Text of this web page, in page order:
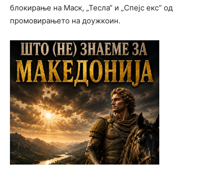
блокирање на Маск, „Тесла“ и „Спејс екс“ од
промовирањето на доужкоин.